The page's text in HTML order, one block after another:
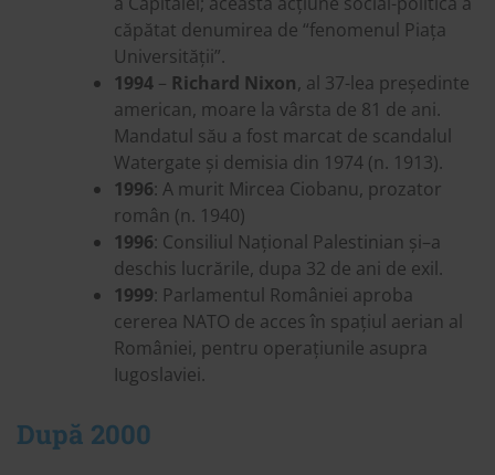
căpătat denumirea de “fenomenul Piața
Universității”.
1994 – Richard Nixon, al 37-lea președinte
american, moare la vârsta de 81 de ani.
Mandatul său a fost marcat de scandalul
Watergate și demisia din 1974 (n. 1913).
1996: A murit Mircea Ciobanu, prozator
român (n. 1940)
1996: Consiliul Național Palestinian și–a
deschis lucrările, dupa 32 de ani de exil.
1999: Parlamentul României aproba
cererea NATO de acces în spațiul aerian al
României, pentru operațiunile asupra
Iugoslaviei.
După 2000